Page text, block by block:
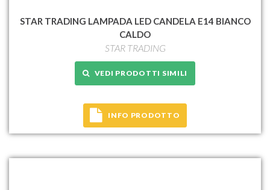
STAR TRADING LAMPADA LED CANDELA E14 BIANCO
CALDO
STAR TRADING
VEDI PRODOTTI SIMILI
INFO PRODOTTO